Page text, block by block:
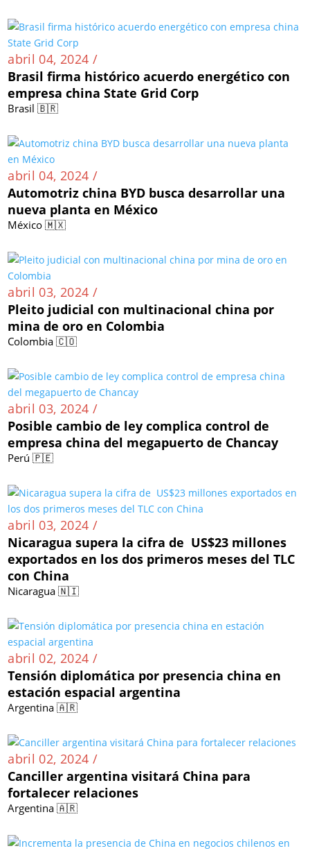
abril 04, 2024 /
Brasil firma histórico acuerdo energético con
empresa china State Grid Corp
Brasil 🇧🇷
abril 04, 2024 /
Automotriz china BYD busca desarrollar una
nueva planta en México
México 🇲🇽
abril 03, 2024 /
Pleito judicial con multinacional china por
mina de oro en Colombia
Colombia 🇨🇴
abril 03, 2024 /
Posible cambio de ley complica control de
empresa china del megapuerto de Chancay
Perú 🇵🇪
abril 03, 2024 /
Nicaragua supera la cifra de US$23 millones
exportados en los dos primeros meses del TLC
con China
Nicaragua 🇳🇮
abril 02, 2024 /
Tensión diplomática por presencia china en
estación espacial argentina
Argentina 🇦🇷
abril 02, 2024 /
Canciller argentina visitará China para
fortalecer relaciones
Argentina 🇦🇷